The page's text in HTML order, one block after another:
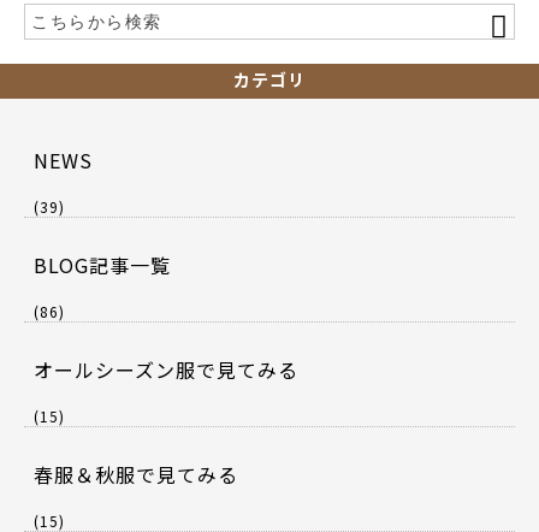
カテゴリ
NEWS
(39)
BLOG記事一覧
(86)
オールシーズン服で見てみる
(15)
春服＆秋服で見てみる
(15)